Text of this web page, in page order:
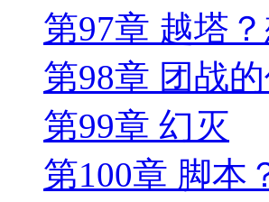
第97章 越塔
第98章 团战
第99章 幻灭
第100章 脚本